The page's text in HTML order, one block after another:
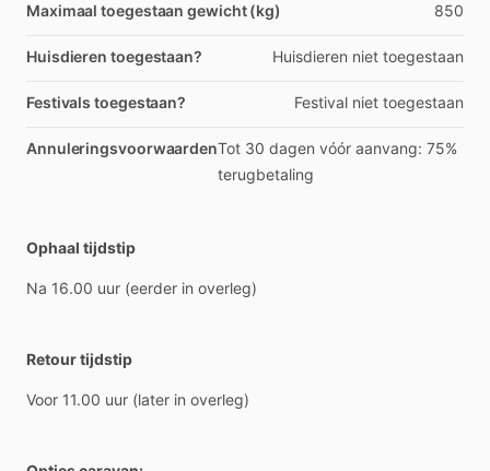
Maximaal toegestaan gewicht (kg) 850
Huisdieren toegestaan? Huisdieren niet toegestaan
Festivals toegestaan? Festival niet toegestaan
AnnuleringsvoorwaardenTot 30 dagen vóór aanvang: 75%
terugbetaling
Ophaal tijdstip
Na 16.00 uur (eerder in overleg)
Retour tijdstip
Voor 11.00 uur (later in overleg)